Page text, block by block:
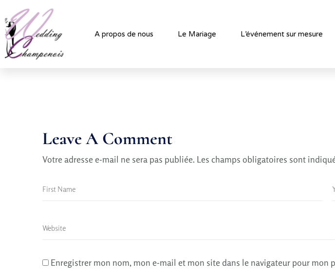
A propos de nous Le Mariage L’événement sur mesure
Leave A Comment
Votre adresse e-mail ne sera pas publiée. Les champs obligatoires sont
Enregistrer mon nom, mon e-mail et mon site dans le navigateur pour mon